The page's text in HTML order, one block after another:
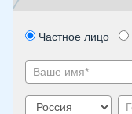
Частное лицо